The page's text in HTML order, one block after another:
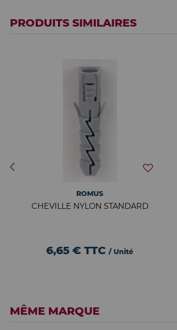
PRODUITS SIMILAIRES
ROMUS
CHEVILLE NYLON STANDARD
6,65 €TTC / Unité
MÊME MARQUE